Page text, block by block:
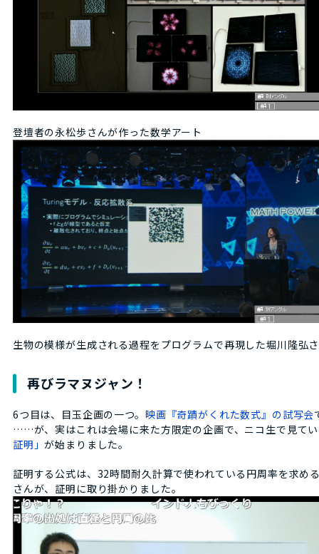
登壇者の永松歩さんが作った数学アート
生物の模様が生成される過程をプログラムで再現した堀川隆弘
再びラマヌジャン！
6つ目は、目玉企画の一つ。 映画『奇蹟がくれた数式』の試写会
……が、実はこれは会場に来た方限定の企画で、ニコ生で見て
証明」が始まりました。
証明する公式は、32時間耐久計算で使われている円周率を求め
さんが、証明に取り掛かりました。